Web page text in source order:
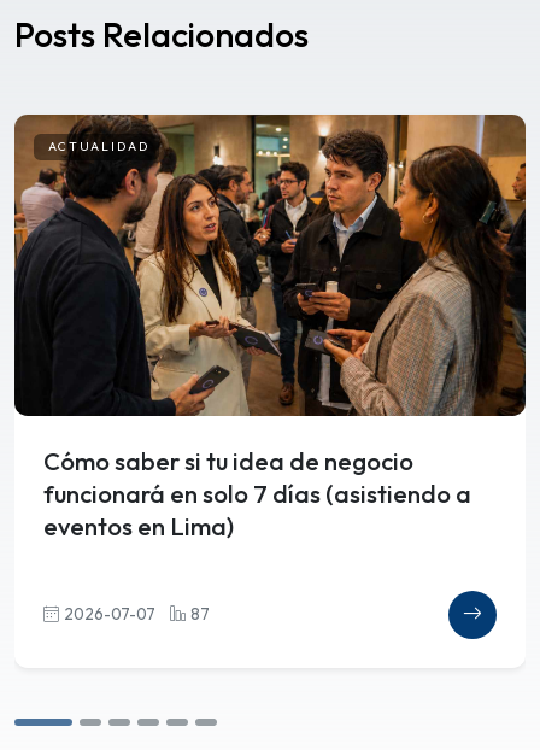
Posts Relacionados
ACTUALIDAD
Cómo saber si tu idea de negocio
funcionará en solo 7 días (asistiendo a
eventos en Lima)
2026-07-07 87